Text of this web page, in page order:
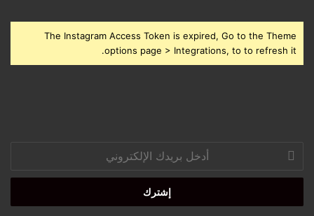
The Instagram Access Token is expired, Go to the Theme
options page > Integrations, to to refresh it.
بريدك
الإلكتروني